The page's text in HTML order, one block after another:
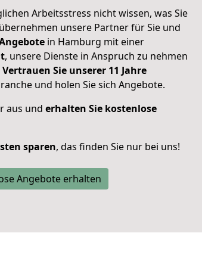
Arbeitsstress nicht wissen, was Sie
unsere Partner für Sie und
in Hamburg mit einer
, unsere Dienste in Anspruch zu nehmen
Vertrauen Sie unserer 11 Jahre
und holen Sie sich Angebote.
aus und erhalten Sie kostenlose
sparen, das finden Sie nur bei uns!
Angebote erhalten